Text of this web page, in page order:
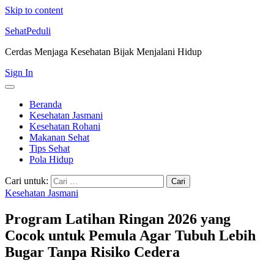
Skip to content
SehatPeduli
Cerdas Menjaga Kesehatan Bijak Menjalani Hidup
Sign In
Beranda
Kesehatan Jasmani
Kesehatan Rohani
Makanan Sehat
Tips Sehat
Pola Hidup
Cari untuk:
Kesehatan Jasmani
Program Latihan Ringan 2026 yang
Cocok untuk Pemula Agar Tubuh Lebih
Bugar Tanpa Risiko Cedera